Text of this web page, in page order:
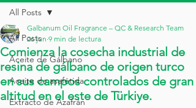
All Posts
Aceite de Gálbano
Aceite de asafétida
Extracto de Azafrán
All Posts
Comienza la cosecha industrial de
resina de gálbano de origen turco
en sus campos controlados de gran
altitud en el este de Türkiye.
Galbanum Oil Fragrance – QC & Research Team
26 jun 9 min de lectura